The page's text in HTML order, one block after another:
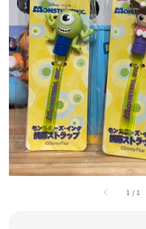
1 / 1